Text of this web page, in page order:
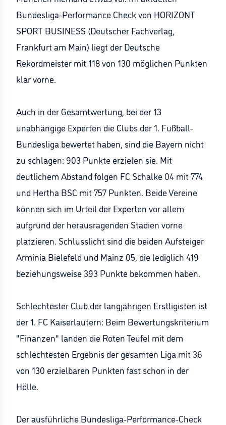
Bundesliga-Performance Check von HORIZONT
SPORT BUSINESS (Deutscher Fachverlag,
Frankfurt am Main) liegt der Deutsche
Rekordmeister mit 118 von 130 möglichen Punkten
klar vorne.
Auch in der Gesamtwertung, bei der 13
unabhängige Experten die Clubs der 1. Fußball-
Bundesliga bewertet haben, sind die Bayern nicht
zu schlagen: 903 Punkte erzielen sie. Mit
deutlichem Abstand folgen FC Schalke 04 mit 774
und Hertha BSC mit 757 Punkten. Beide Vereine
können sich im Urteil der Experten vor allem
aufgrund der herausragenden Stadien vorne
platzieren. Schlusslicht sind die beiden Aufsteiger
Arminia Bielefeld und Mainz 05, die lediglich 419
beziehungsweise 393 Punkte bekommen haben.
Schlechtester Club der langjährigen Erstligisten ist
der 1. FC Kaiserlautern: Beim Bewertungskriterium
"Finanzen" landen die Roten Teufel mit dem
schlechtesten Ergebnis der gesamten Liga mit 36
von 130 erzielbaren Punkten fast schon in der
Hölle.
Der ausführliche Bundesliga-Performance-Check